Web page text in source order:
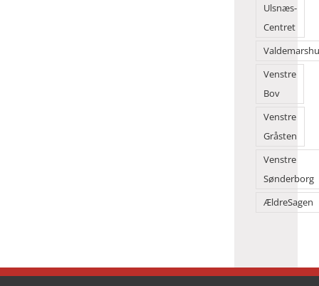
Ulsnæs-
Centret
Venstre
Bov
Venstre
Gråsten
Venstre
Sønderborg
ÆldreSagen